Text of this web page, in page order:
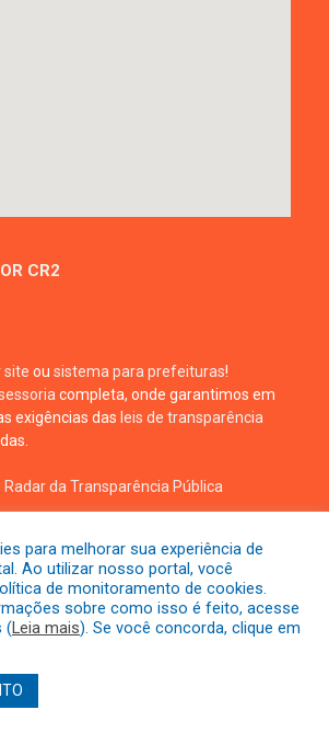
CR2
site ou sistema para prefeituras!
completa, onde garantimos em
exigências das leis de transparência
Radar da Transparência Pública
reservados a prefeitura de Crisópolis
para melhorar sua experiência de
Ao utilizar nosso portal, você
de monitoramento de cookies.
sobre como isso é feito, acesse
(Leia mais). Se você concorda, clique em